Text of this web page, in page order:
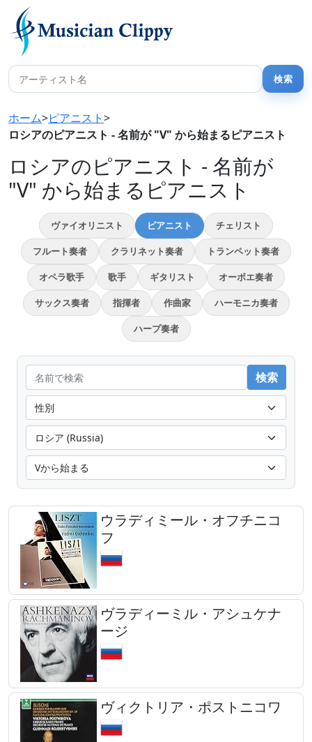
ホーム>ピアニスト>
ロシアのピアニスト - 名前が "V" から始まるピアニスト
ロシアのピアニスト - 名前が
"V" から始まるピアニスト
ヴァイオリニスト ピアニスト チェリスト
フルート奏者 クラリネット奏者 トランペット奏者
オペラ歌手 歌手 ギタリスト オーボエ奏者
サックス奏者 指揮者 作曲家 ハーモニカ奏者
ハープ奏者
ウラディミール・オフチニコ
フ
ヴラディーミル・アシュケナ
ージ
ヴィクトリア・ポストニコワ